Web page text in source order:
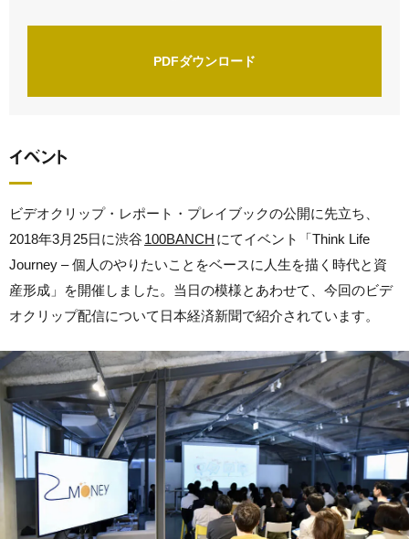
PDFダウンロード
イベント
ビデオクリップ・レポート・プレイブックの公開に先立ち、
2018年3月25日に渋谷 100BANCH にてイベント「Think Life
Journey – 個人のやりたいことをベースに人生を描く時代と資
産形成」を開催しました。当日の模様とあわせて、今回のビデ
オクリップ配信について日本経済新聞で紹介されています。